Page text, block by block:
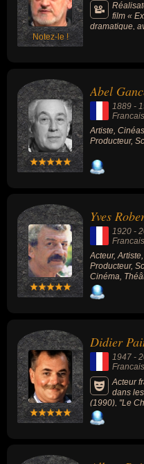
Notez-le !
film «
dramatique,
Abel
1889 -
Francais
Artiste,
Producteur,
Yves
1920 -
Francais
Acteur,
Producteur,
Cinéma,
Didier
1947 -
Francais
Acteur
dans
(1990), "Le
encore "Les
de Vanessa